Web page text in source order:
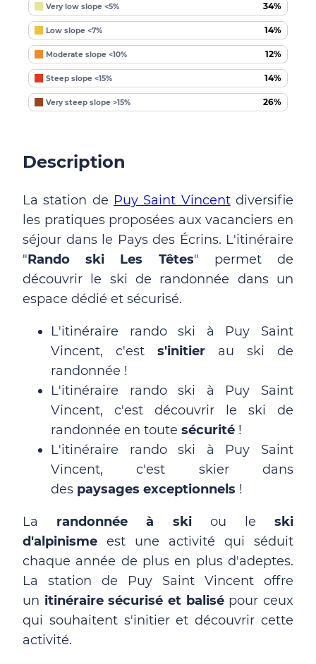
Very low slope <5% 34%
Low slope <7% 14%
Moderate slope <10% 12%
Steep slope <15% 14%
Very steep slope >15% 26%
Description
La station de Puy Saint Vincentdiversifie
les pratiques proposées aux vacanciers en
séjour dans le Pays des Écrins. L'itinéraire
"Rando ski Les Têtes" permet de
découvrir le ski de randonnée dans un
espace dédié et sécurisé.
L'itinéraire rando ski à Puy Saint
Vincent, c'est s'initier au ski de
randonnée !
L'itinéraire rando ski à Puy Saint
Vincent, c'est découvrir le ski de
randonnée en toute sécurité !
L'itinéraire rando ski à Puy Saint
Vincent, c'est skier dans
des paysages exceptionnels !
La randonnée à skiou leski
d'alpinisme est une activité qui séduit
chaque année de plus en plus d'adeptes.
La station de Puy Saint Vincent offre
un itinéraire sécurisé et balisépour ceux
qui souhaitent s'initier et découvrir cette
activité.